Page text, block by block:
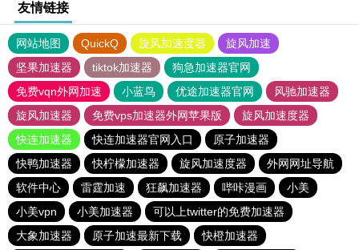
友情链接
网站地图 QuickQ 旋风加速度器
旋风加速
坚果加速器
tiktok加速器
狗急加速器官网
免费vqn外网加速
小蓝鸟 优途加速器官网
风驰加速器
旋风加速器
免费vps加速器外网苹果版
旋风加速度器
快连加速器
快连加速器官网入口
原子加速器
快鸭加速器
快柠檬加速器 旋风加速度器
外网网址导航
软件中心
雷霆加速 狂飙加速器 哔咔漫画
小美
小美vpn
小美加速器
可以上twitter的免费加速器
大象加速器
原子加速最新下载 快橙加速器